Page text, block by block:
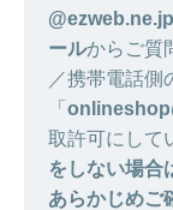
ールからご質
／携帯電話側
「
取許可にして
をしない場合
あらかじめご